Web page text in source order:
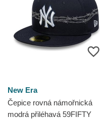
New Era
Čepice rovná námořnická
modrá přiléhavá 59FIFTY